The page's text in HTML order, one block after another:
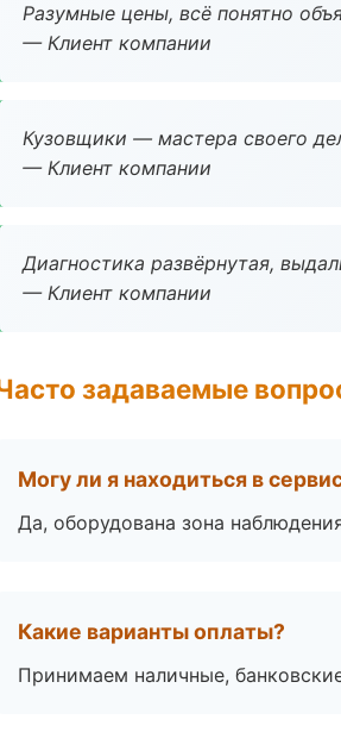
Разумные цены, всё понятно
— Клиент компании
Кузовщики — мастера своего
— Клиент компании
Диагностика развёрнутая,
— Клиент компании
задаваемые
Могу ли я находиться в
Да, оборудована зона
Какие варианты оплаты?
Принимаем наличные,